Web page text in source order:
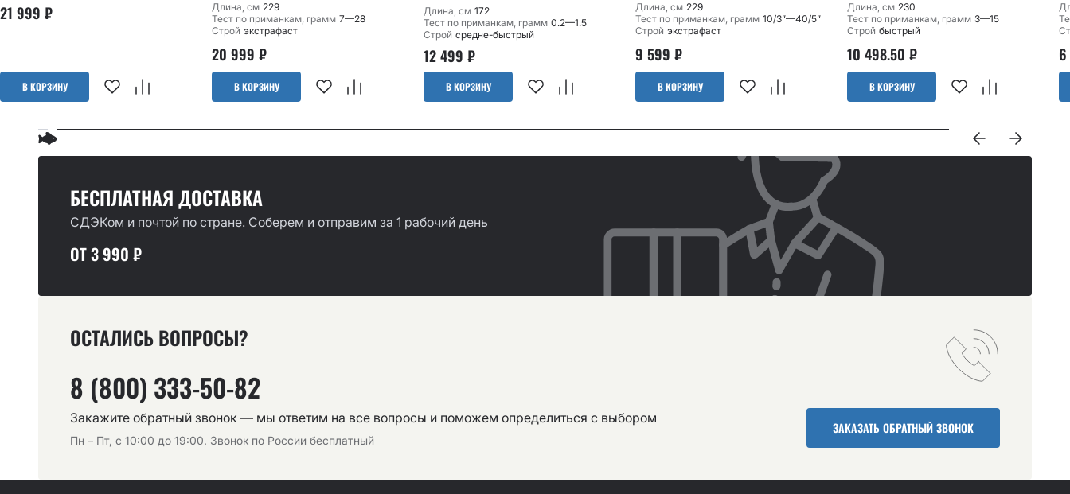
21 999 ₽
В КОРЗИНУ
Длина, см 229
Тест по приманкам, грамм 7—28
Строй экстрафаст
20 999 ₽
В КОРЗИНУ
Длина, см 172
Тест по приманкам, грамм 0.2—1.5
Строй средне-быстрый
12 499 ₽
В КОРЗИНУ
Длина, см 229
Тест по приманкам, грамм 10/3”—40/5”
Строй экстрафаст
9 599 ₽
В КОРЗИНУ
Длина, см 230
Тест по приманкам, грамм 3—15
Строй быстрый
10 498.50 ₽
В КОРЗИНУ
БЕСПЛАТНАЯ ДОСТАВКА
СДЭКом и почтой по стране. Соберем и отправим за 1 рабочий день
ОТ 3 990 ₽
ОСТАЛИСЬ ВОПРОСЫ?
8 (800) 333-50-82
Закажите обратный звонок — мы ответим на все вопросы и поможем определиться с выбором
Пн – Пт, с 10:00 до 19:00. Звонок по России бесплатный
ЗАКАЗАТЬ ОБРАТНЫЙ ЗВОНОК